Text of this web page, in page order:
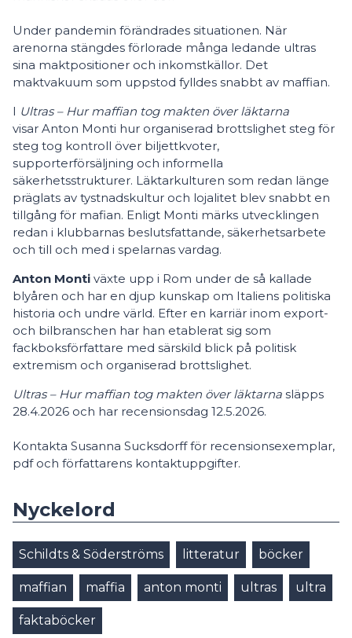
Under pandemin förändrades situationen. När
arenorna stängdes förlorade många ledande ultras
sina maktpositioner och inkomstkällor. Det
maktvakuum som uppstod fylldes snabbt av maffian.
I Ultras – Hur maffian tog makten över läktarna
visar Anton Monti hur organiserad brottslighet steg för
steg tog kontroll över biljettkvoter,
supporterförsäljning och informella
säkerhetsstrukturer. Läktarkulturen som redan länge
präglats av tystnadskultur och lojalitet blev snabbt en
tillgång för mafian. Enligt Monti märks utvecklingen
redan i klubbarnas beslutsfattande, säkerhetsarbete
och till och med i spelarnas vardag.
Anton Monti växte upp i Rom under de så kallade
blyåren och har en djup kunskap om Italiens politiska
historia och undre värld. Efter en karriär inom export-
och bilbranschen har han etablerat sig som
fackboksförfattare med särskild blick på politisk
extremism och organiserad brottslighet.
Ultras – Hur maffian tog makten över läktarna släpps
28.4.2026 och har recensionsdag 12.5.2026.
Kontakta Susanna Sucksdorff för recensionsexemplar,
pdf och författarens kontaktuppgifter.
Nyckelord
Schildts & Söderströms litteratur böcker
maffian maffia anton monti ultras ultra
faktaböcker